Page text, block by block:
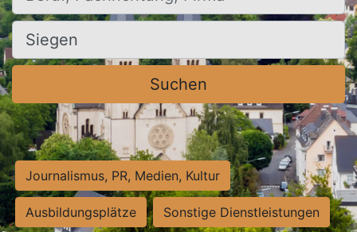
Ort, Stadt
Suchen
Journalismus, PR, Medien, Kultur
Ausbildungsplätze Sonstige Dienstleistungen